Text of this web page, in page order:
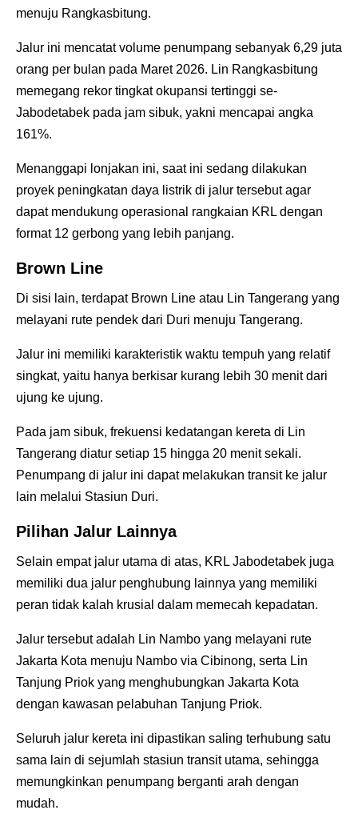
menuju Rangkasbitung.
Jalur ini mencatat volume penumpang sebanyak 6,29 juta
orang per bulan pada Maret 2026. Lin Rangkasbitung
memegang rekor tingkat okupansi tertinggi se-
Jabodetabek pada jam sibuk, yakni mencapai angka
161%.
Menanggapi lonjakan ini, saat ini sedang dilakukan
proyek peningkatan daya listrik di jalur tersebut agar
dapat mendukung operasional rangkaian KRL dengan
format 12 gerbong yang lebih panjang.
Brown Line
Di sisi lain, terdapat Brown Line atau Lin Tangerang yang
melayani rute pendek dari Duri menuju Tangerang.
Jalur ini memiliki karakteristik waktu tempuh yang relatif
singkat, yaitu hanya berkisar kurang lebih 30 menit dari
ujung ke ujung.
Pada jam sibuk, frekuensi kedatangan kereta di Lin
Tangerang diatur setiap 15 hingga 20 menit sekali.
Penumpang di jalur ini dapat melakukan transit ke jalur
lain melalui Stasiun Duri.
Pilihan Jalur Lainnya
Selain empat jalur utama di atas, KRL Jabodetabek juga
memiliki dua jalur penghubung lainnya yang memiliki
peran tidak kalah krusial dalam memecah kepadatan.
Jalur tersebut adalah Lin Nambo yang melayani rute
Jakarta Kota menuju Nambo via Cibinong, serta Lin
Tanjung Priok yang menghubungkan Jakarta Kota
dengan kawasan pelabuhan Tanjung Priok.
Seluruh jalur kereta ini dipastikan saling terhubung satu
sama lain di sejumlah stasiun transit utama, sehingga
memungkinkan penumpang berganti arah dengan
mudah.